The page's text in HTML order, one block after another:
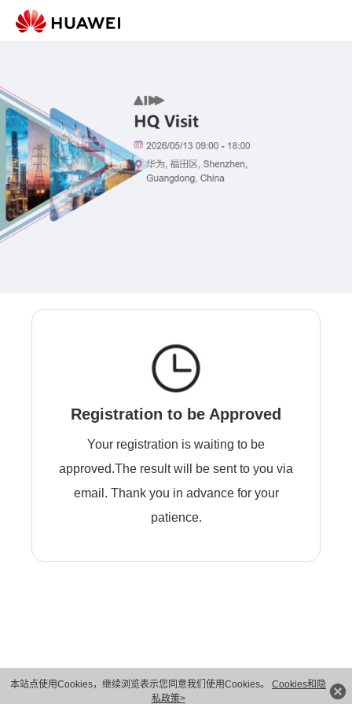
本站点使用Cookies，继续浏览表示您同意我们使用Cookies。 Cookies和隐
私政策>
Registration to be Approved
Your registration is waiting to be
approved.The result will be sent to you via
email. Thank you in advance for your
patience.
版权所有 © 华为技术有限公司 1998-2026。 保留一切权利。粤A2-20044005号
隐私保护
法律声明